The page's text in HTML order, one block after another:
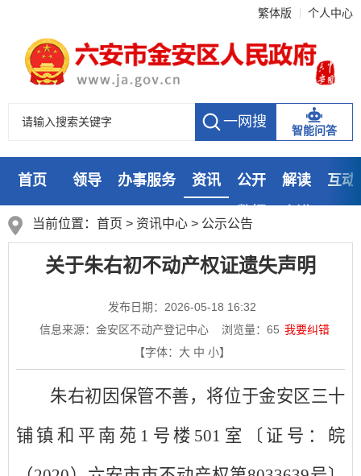
繁体版 个人中心
智能问答
首页 领导 办事服务 资讯 公开 解读
互动
当前位置： 首页 > 资讯中心 > 公示公告
关于朱右初不动产权证遗失声明
发布日期：2026-05-18 16:32
信息来源：金安区不动产登记中心
浏览量： 65 我要纠错
【字体： 大 中 小】
朱右初因保管不善， 将位于金安区三十
铺镇和平南苑 1 号楼 501 室 〔证号：皖